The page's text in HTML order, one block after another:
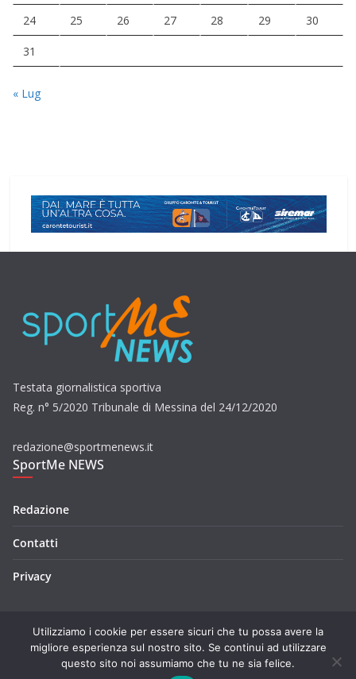
24 25 26 27 28 29 30
31
« Lug
Testata giornalistica sportiva
Reg. n° 5/2020 Tribunale di Messina del 24/12/2020
redazione@sportmenews.it
SportMe NEWS
Redazione
Contatti
Privacy
Copyright © 2026SportMe NEWS. Tutti i diritti riservati.
Utilizziamo i cookie per essere sicuri che tu possa avere la
migliore esperienza sul nostro sito. Se continui ad utilizzare
questo sito noi assumiamo che tu ne sia felice.